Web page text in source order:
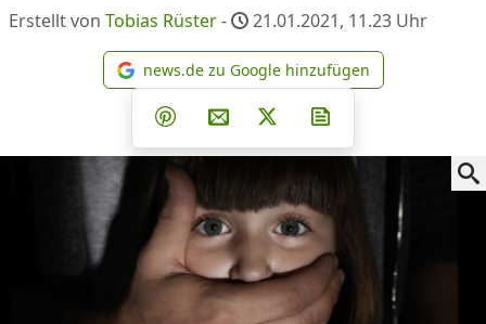
Erstellt von Tobias Rüster- 21.01.2021, 11.23 Uhr
news.de zu Google
news.de zu Google hinzufügen
Teilen auf Facebook
Teilen auf Whatsapp
Teilen auf Telegram
Teilen auf Pinterest
Per E-Mail teilen
Post auf X